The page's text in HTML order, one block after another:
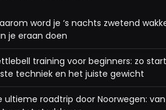
word je ‘s nachts zwetend
je eraan doen
training voor beginners: zo
techniek en het juiste gewicht
ultieme roadtrip door Noorwegen: